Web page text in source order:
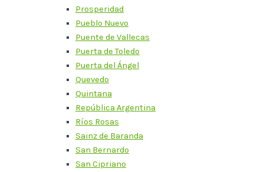
Prosperidad
Pueblo Nuevo
Puente de Vallecas
Puerta de Toledo
Puerta del Ángel
Quevedo
Quintana
República Argentina
Ríos Rosas
Sainz de Baranda
San Bernardo
San Cipriano